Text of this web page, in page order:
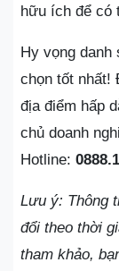
hữu ích để có
Hy vọng danh
chọn tốt nhất!
địa điểm hấp
chủ doanh
Hotline:
Lưu ý: Thông
đổi theo thời
tham khảo,